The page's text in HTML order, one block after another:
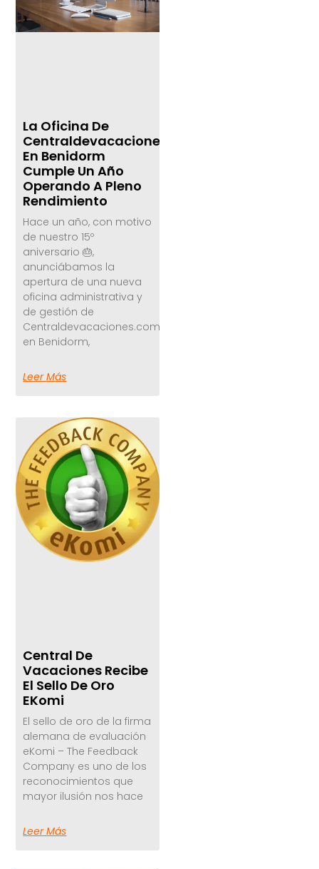
La Oficina De
Centraldevacaciones.com
En Benidorm
Cumple Un Año
Operando A Pleno
Rendimiento
Hace un año, con motivo
de nuestro 15º
aniversario 🎂,
anunciábamos la
apertura de una nueva
oficina administrativa y
de gestión de
Centraldevacaciones.com
en Benidorm,
Leer Más
Central De
Vacaciones Recibe
El Sello De Oro
EKomi
El sello de oro de la firma
alemana de evaluación
eKomi – The Feedback
Company es uno de los
reconocimientos que
mayor ilusión nos hace
Leer Más